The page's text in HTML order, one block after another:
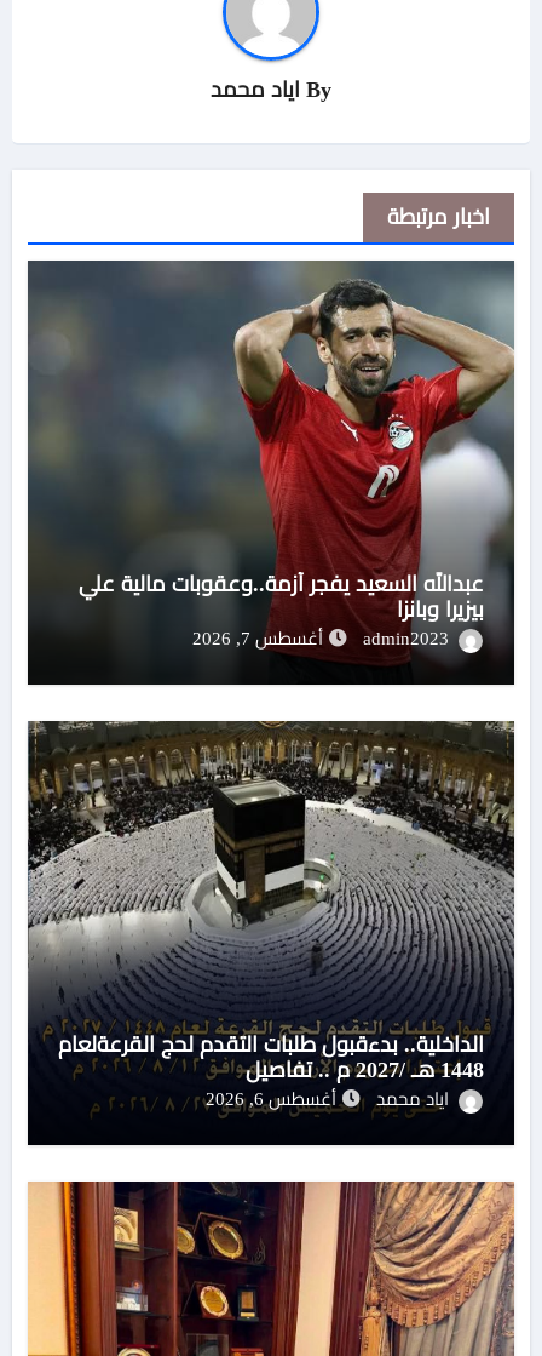
By اياد محمد
اخبار مرتبطة
عبدالله السعيد يفجر أزمة..وعقوبات مالية علي
بيزيرا وبانزا
admin2023 أغسطس 7, 2026
الداخلية.. بدءقبول طلبات التقدم لحج القرعةلعام
1448 هـ /2027 م .. تفاصيل
اياد محمد أغسطس 6, 2026